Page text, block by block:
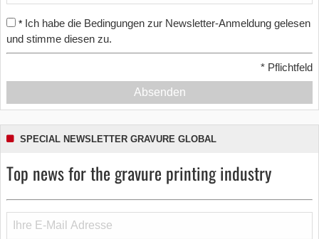
* Ich habe die Bedingungen zur Newsletter-Anmeldung gelesen
und stimme diesen zu.
* Pflichtfeld
Absenden
SPECIAL NEWSLETTER GRAVURE GLOBAL
Top news for the gravure printing industry